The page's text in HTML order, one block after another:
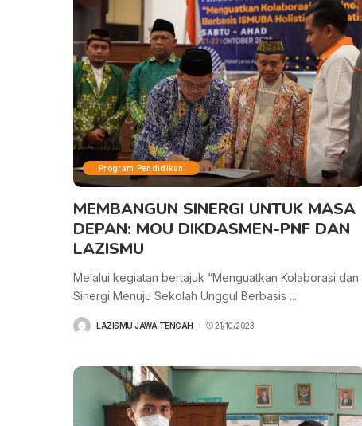
Program Pendidikan
MEMBANGUN SINERGI UNTUK MASA
DEPAN: MOU DIKDASMEN-PNF DAN
LAZISMU
Melalui kegiatan bertajuk “Menguatkan Kolaborasi dan
Sinergi Menuju Sekolah Unggul Berbasis ...
POSTEDLAZISMU JAWA TENGAH 21/10/2023